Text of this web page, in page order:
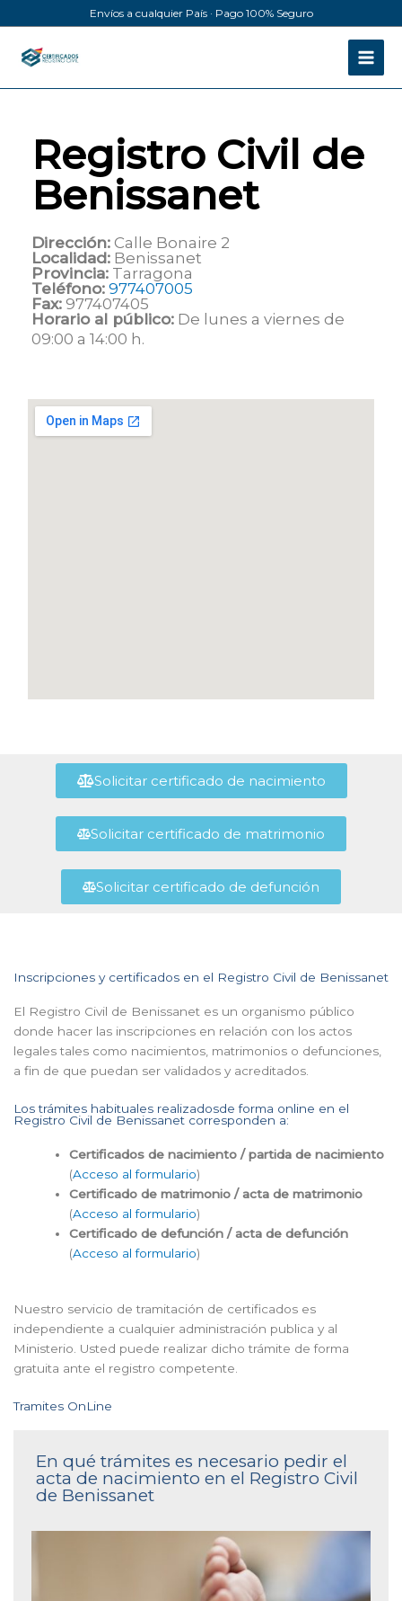
al
contenido
Envíos a cualquier País · Pago 100% Seguro
Registro Civil de
Benissanet
Dirección: Calle Bonaire 2
Localidad: Benissanet
Provincia: Tarragona
Teléfono: 977407005
Fax: 977407405
Horario al público: De lunes a viernes de
09:00 a 14:00 h.
Solicitar certificado de nacimiento
Solicitar certificado de matrimonio
Solicitar certificado de defunción
Inscripciones y certificados en el Registro Civil de Benissanet
El Registro Civil de Benissanet es un organismo público
donde hacer las inscripciones en relación con los actos
legales tales como nacimientos, matrimonios o defunciones,
a fin de que puedan ser validados y acreditados.
Los trámites habituales realizadosde forma online en el
Registro Civil de Benissanet corresponden a:
Certificados de nacimiento / partida de nacimiento
(Acceso al formulario)
Certificado de matrimonio / acta de matrimonio
(Acceso al formulario)
Certificado de defunción / acta de defunción
(Acceso al formulario)
Nuestro servicio de tramitación de certificados es
independiente a cualquier administración publica y al
Ministerio. Usted puede realizar dicho trámite de forma
gratuita ante el registro competente.
Tramites OnLine
En qué trámites es necesario pedir el
acta de nacimiento en el Registro Civil
de Benissanet